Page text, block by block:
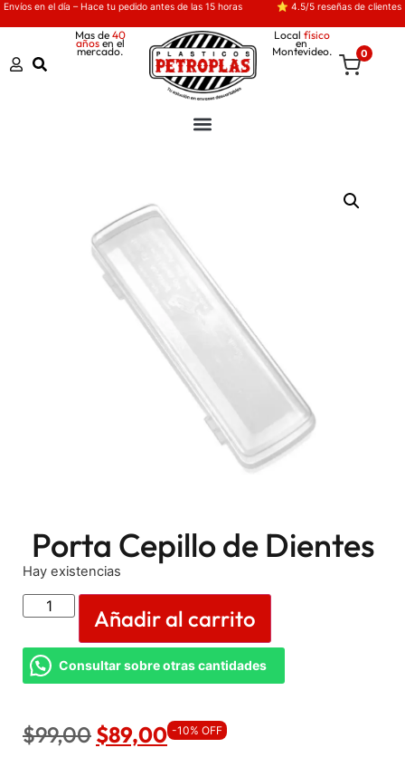
Envíos en el día – Hace tu pedido antes de las 15 horas ⭐ 4.5/5 reseñas de clientes
Mas de 40
añosen el
mercado.
Local físico
en
Montevideo. 0
Porta Cepillo de Dientes
Hay existencias
Añadir al carrito
Consultar sobre otras cantidades
$99,00 $89,00 -10% OFF